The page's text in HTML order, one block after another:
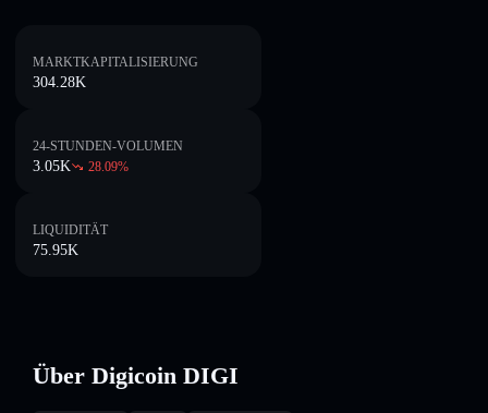
MARKTKAPITALISIERUNG
304.28K
24-STUNDEN-VOLUMEN
3.05K 28.09%
LIQUIDITÄT
75.95K
Über Digicoin DIGI